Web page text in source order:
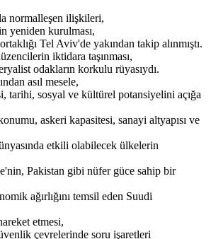
normalleşen ilişkileri,
yeniden kurulması,
Tel Aviv'de yakından takip alınmıştı.
iktidara taşınması,
odakların korkulu rüyasıydı.
asıl mesele,
tarihi, sosyal ve kültürel potansiyelini açığa
askeri kapasitesi, sanayi altyapısı ve
etkili olabilecek ülkelerin
Pakistan gibi nüfer güce sahip bir
ağırlığını temsil eden Suudi
etmesi,
çevrelerinde soru işaretleri